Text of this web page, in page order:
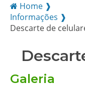
Home ❱
Informações ❱
Descarte de
Galeria